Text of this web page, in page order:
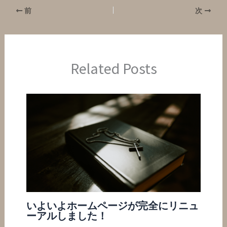
前 次
Related Posts
いよいよホームページが完全にリニュ
ーアルしました！